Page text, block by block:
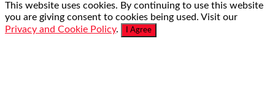
This website uses cookies. By continuing to use this website
you are giving consent to cookies being used. Visit our
Privacy and Cookie Policy. I Agree